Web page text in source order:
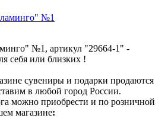
№1, артикул "29664-1" -
себя или близких !
сувениры и подарки продаются
в любой город России.
можно приобрести и по розничной
магазине: